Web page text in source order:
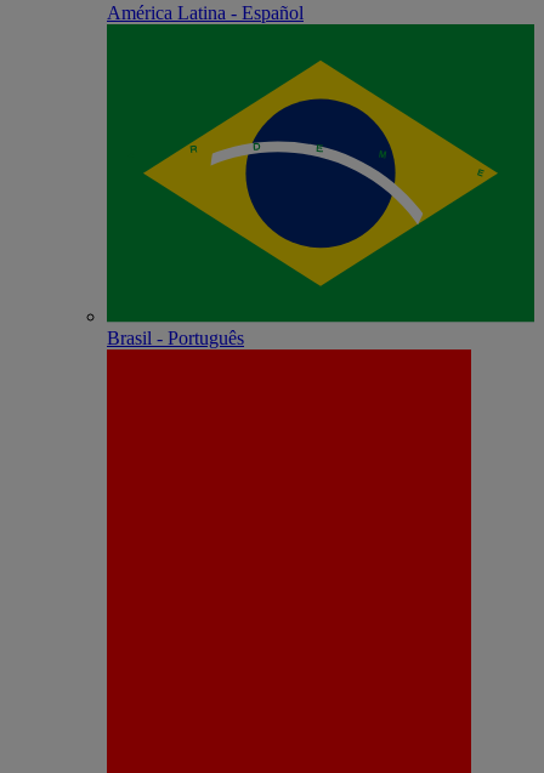
América Latina - Español
Brasil - Português